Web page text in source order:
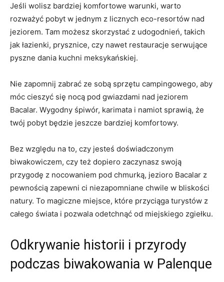
Jeśli wolisz bardziej komfortowe warunki, warto
rozważyć pobyt w jednym z licznych eco-resortów nad
jeziorem. Tam możesz skorzystać z udogodnień, takich
jak łazienki, prysznice, czy nawet restauracje serwujące
pyszne dania kuchni meksykańskiej.
Nie zapomnij zabrać ze sobą sprzętu campingowego, aby
móc cieszyć się nocą pod gwiazdami nad jeziorem
Bacalar. Wygodny śpiwór, karimata i namiot sprawią, że
twój pobyt będzie jeszcze bardziej komfortowy.
Bez względu na to, czy jesteś doświadczonym
biwakowiczem, czy też dopiero zaczynasz swoją
przygodę z nocowaniem pod chmurką, jezioro Bacalar z
pewnością zapewni ci niezapomniane chwile w bliskości
natury. To magiczne miejsce, które przyciąga turystów z
całego świata i pozwala odetchnąć od miejskiego zgiełku.
Odkrywanie historii i przyrody
podczas biwakowania w Palenque